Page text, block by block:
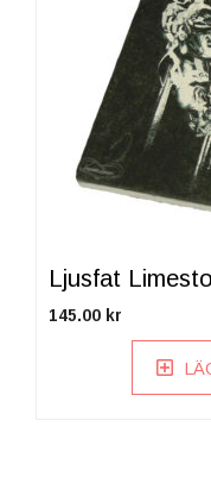
Ljusfat
145.00 kr